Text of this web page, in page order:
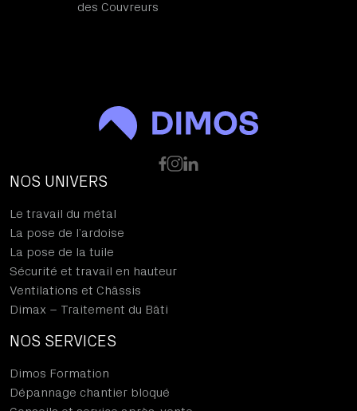
des Couvreurs
NOS UNIVERS
Le travail du métal
La pose de l’ardoise
La pose de la tuile
Sécurité et travail en hauteur
Ventilations et Châssis
Dimax – Traitement du Bâti
NOS SERVICES
Dimos Formation
Dépannage chantier bloqué